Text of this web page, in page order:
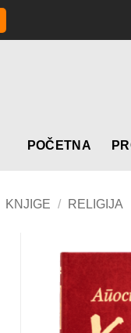
POČETNA
KNJIGE / RELIGIJA